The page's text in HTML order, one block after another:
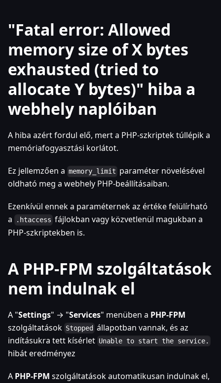
"Fatal error: Allowed
memory size of X bytes
exhausted (tried to
allocate Y bytes)" hiba a
webhely naplóiban
A hiba azért fordul elő, mert a PHP-szkriptek túllépik a
memóriafogyasztási korlátot.
Ez jellemzően a memory_limit paraméter növelésével
oldható meg a webhely PHP-beállításaiban.
Ezenkívül ennek a paraméternek az értéke felülírható
a
.htaccess fájlokban vagy közvetlenül magukban a
PHP-szkriptekben is.
A PHP-FPM szolgáltatások
nem indulnak el
A "Settings" → "Services" menüben a PHP-FPM
szolgáltatások Stopped állapotban vannak, és az
indításukra tett kísérlet Unable to start the service.
hibát eredményez
A PHP-FPM szolgáltatások automatikusan indulnak el,